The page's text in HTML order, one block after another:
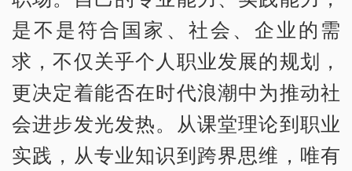
是不是符合国家、社会、企业的需
求，不仅关乎个人职业发展的规划，
更决定着能否在时代浪潮中为推动社
会进步发光发热。从课堂理论到职业
实践，从专业知识到跨界思维，唯有